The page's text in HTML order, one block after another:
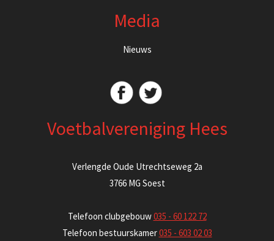
Media
Nieuws
Voetbalvereniging Hees
Verlengde Oude Utrechtseweg 2a
3766 MG Soest
Telefoon clubgebouw035 - 60 122 72
Telefoon bestuurskamer035 - 603 02 03